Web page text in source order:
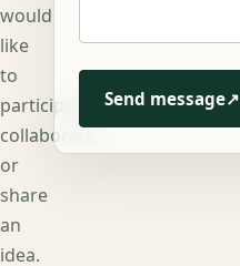
would
like
to
participate,
collaborate,
or
share
an
idea.
Send message↗